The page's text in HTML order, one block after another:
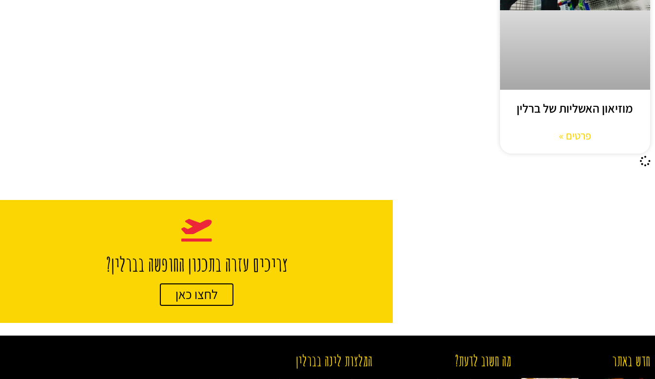
מוזיאון האשליות של ברלין
פרטים »
צריכים עזרה בתכנון החופשה בברלין?
לחצו כאן
חדש באתר מה חשוב לדעת? המלצות לינה בברלין